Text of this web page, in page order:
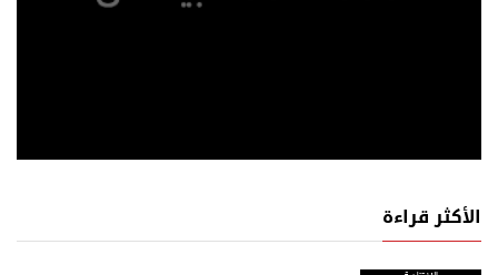
الأكثر قراءة